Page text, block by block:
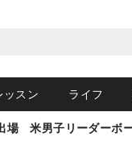
ッスン ライフ
場 米男子リーダーボ